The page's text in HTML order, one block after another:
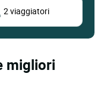
migliori